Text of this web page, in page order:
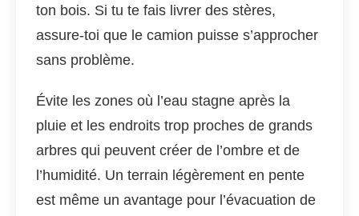
ton bois. Si tu te fais livrer des stères,
assure-toi que le camion puisse s’approcher
sans problème.
Évite les zones où l’eau stagne après la
pluie et les endroits trop proches de grands
arbres qui peuvent créer de l’ombre et de
l’humidité. Un terrain légèrement en pente
est même un avantage pour l’évacuation de